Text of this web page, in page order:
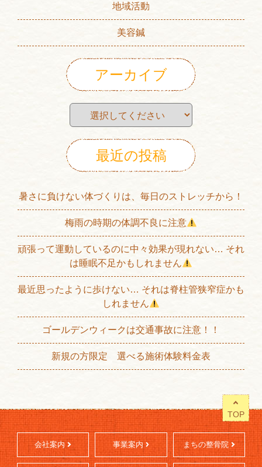
地域活動
美容鍼
アーカイブ
最近の投稿
暑さに負けない体づくりは、毎日のストレッチから！
梅雨の時期の体調不良に注意
頑張って運動しているのに中々効果が現れない… それ
は睡眠不足かもしれません
最近思ったように歩けない… それは脊柱管狭窄症かも
しれません
ゴールデンウィークは交通事故に注意！！
新規の方限定 選べる施術体験料金表
TOP
会社案内 事業案内 まちの整骨院